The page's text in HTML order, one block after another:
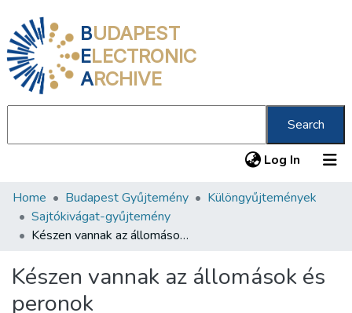
BUDAPEST
ELECTRONIC
ARCHIVE
Search
Log In (current)
Communities & Collections
All of DSpace
Home Budapest Gyűjtemény
Különgyűjtemények
Sajtókivágat-gyűjtemény
Készen vannak az állomások és peronok
Készen vannak az állomások és
peronok